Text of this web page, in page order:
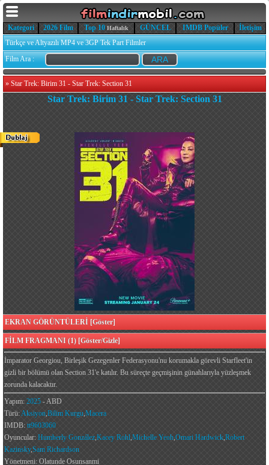
Kategori 2026 Film Top 10 Haftalık GÜNCEL IMDB Popüler
İletişim
Türkçe ve Altyazılı MP4 ve 3GP Tek Part Filmler
Film Ara :
» Star Trek: Birim 31 - Star Trek: Section 31
Star Trek: Birim 31 - Star Trek: Section 31
EKRAN GÖRÜNTÜLERİ [Göster]
FİLM FRAGMANI (1) [Göster/Gizle]
İmparator Georgiou, Birleşik Gezegenler Federasyonu'nu korumakla görevli Starfleet'in
gizli bir bölümü olan Section 31'e katılır. Bu süreçte geçmişinin günahlarıyla yüzleşmek
zorunda kalacaktır.
Yapım: 2025 - ABD
Türü:Aksiyon,Bilim Kurgu,Macera
IMDB: tt9603060
Oyuncular: Humberly González,Kacey Rohl,Michelle Yeoh,Omari Hardwick,Robert
Kazinsky,Sam Richardson
Yönetmeni: Olatunde Osunsanmi